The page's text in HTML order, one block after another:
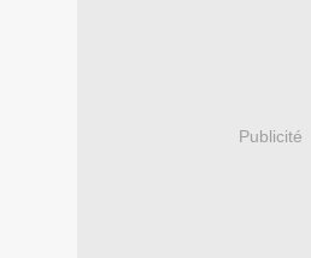
Publicité